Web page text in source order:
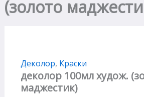
(золото
Деколор, Краски
деколор 100мл худож.
маджестик)